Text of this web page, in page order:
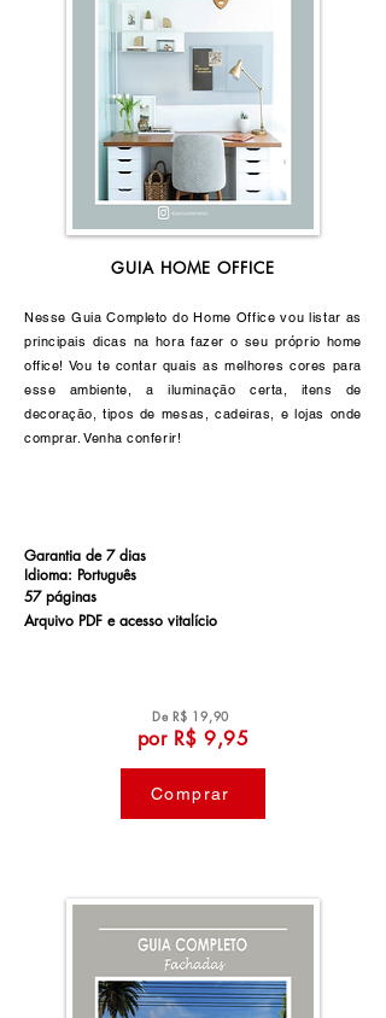
GUIA HOME OFFICE
Nesse Guia Completo do Home Office vou listar as
principais dicas na hora fazer o seu próprio home
office! Vou te contar quais as melhores cores para
esse ambiente, a iluminação certa, itens de
decoração, tipos de mesas, cadeiras, e lojas onde
comprar. Venha conferir!
Garantia de 7 dias
Idioma: Português
57 páginas
Arquivo PDF e acesso vitalício
De R$ 19,90
por R$ 9,95
Comprar